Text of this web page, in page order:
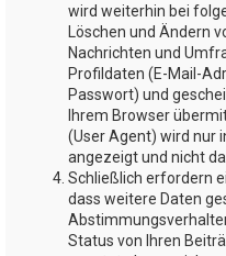
wird weiterhin bei
Löschen und Ändern
Nachrichten und
Profildaten (E-Mail-
Passwort) und
Ihrem Browser
(User Agent) wird nur
angezeigt und nicht
Schließlich erfordern
dass weitere Daten
Status von Ihren